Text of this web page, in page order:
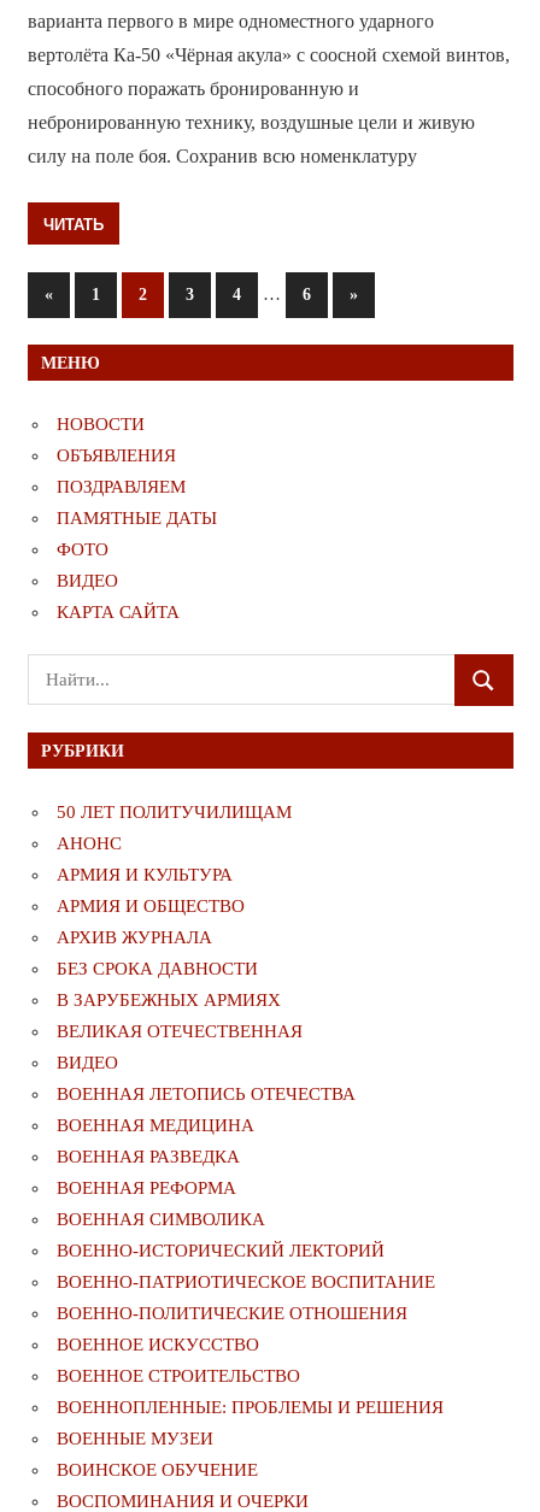
варианта первого в мире одноместного ударного
вертолёта Ка-50 «Чёрная акула» с соосной схемой винтов,
способного поражать бронированную и
небронированную технику, воздушные цели и живую
силу на поле боя. Сохранив всю номенклатуру
ЧИТАТЬ
Пагинация
записей
«Предыдущие
записи
1 2 3 4 … 6
Следующие
записи
»
МЕНЮ
НОВОСТИ
ОБЪЯВЛЕНИЯ
ПОЗДРАВЛЯЕМ
ПАМЯТНЫЕ ДАТЫ
ФОТО
ВИДЕО
КАРТА САЙТА
Поиск
для:
ПОИСК
РУБРИКИ
50 ЛЕТ ПОЛИТУЧИЛИЩАМ
АНОНС
АРМИЯ И КУЛЬТУРА
АРМИЯ И ОБЩЕСТВО
АРХИВ ЖУРНАЛА
БЕЗ СРОКА ДАВНОСТИ
В ЗАРУБЕЖНЫХ АРМИЯХ
ВЕЛИКАЯ ОТЕЧЕСТВЕННАЯ
ВИДЕО
ВОЕННАЯ ЛЕТОПИСЬ ОТЕЧЕСТВА
ВОЕННАЯ МЕДИЦИНА
ВОЕННАЯ РАЗВЕДКА
ВОЕННАЯ РЕФОРМА
ВОЕННАЯ СИМВОЛИКА
ВОЕННО-ИСТОРИЧЕСКИЙ ЛЕКТОРИЙ
ВОЕННО-ПАТРИОТИЧЕСКОЕ ВОСПИТАНИЕ
ВОЕННО-ПОЛИТИЧЕСКИE ОТНОШЕНИЯ
ВОЕННОЕ ИСКУССТВО
ВОЕННОЕ СТРОИТЕЛЬСТВО
ВОЕННОПЛЕННЫЕ: ПРОБЛЕМЫ И РЕШЕНИЯ
ВОЕННЫЕ МУЗЕИ
ВОИНСКОЕ ОБУЧЕНИЕ
ВОСПОМИНАНИЯ И ОЧЕРКИ